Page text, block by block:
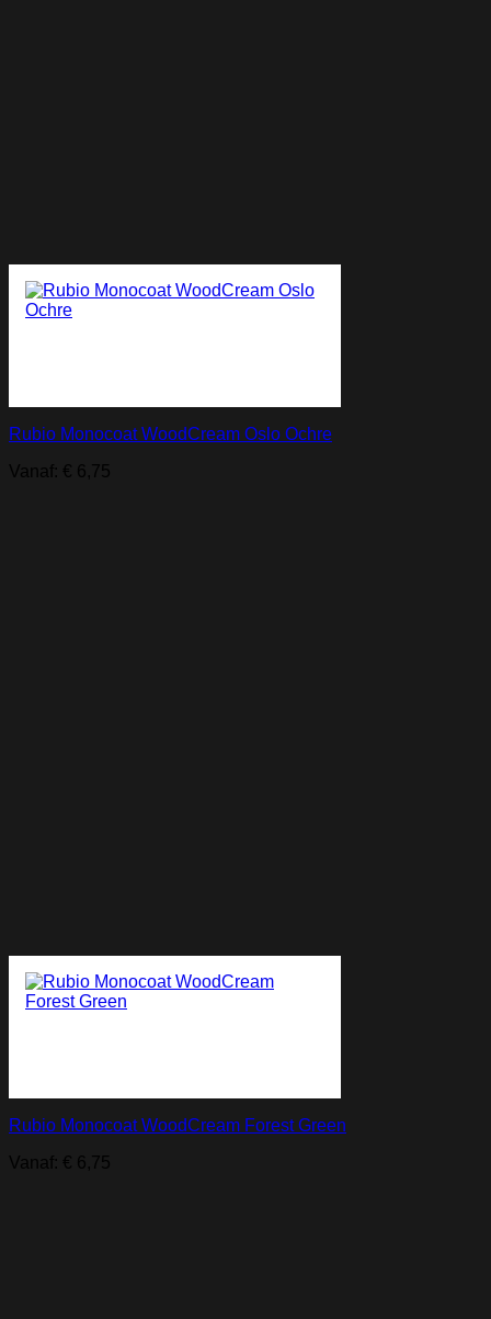
Rubio Monocoat WoodCream Oslo Ochre
Vanaf: € 6,75
Rubio Monocoat WoodCream Forest Green
Vanaf: € 6,75